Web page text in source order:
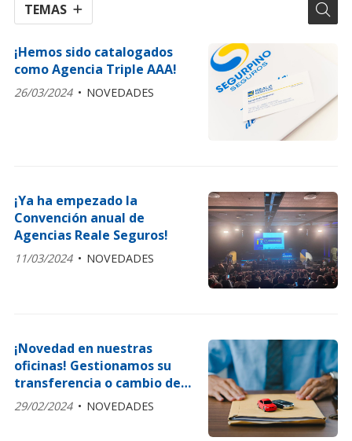
TEMAS
¡Hemos sido catalogados
como Agencia Triple AAA!
26/03/2024 NOVEDADES
¡Ya ha empezado la
Convención anual de
Agencias Reale Seguros!
11/03/2024 NOVEDADES
¡Novedad en nuestras
oficinas! Gestionamos su
transferencia o cambio de
titularidad de su vehículo
29/02/2024 NOVEDADES